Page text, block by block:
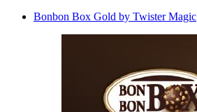
Bonbon Box Gold by Twister Magic